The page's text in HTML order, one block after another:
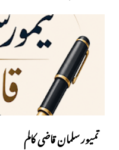
تمیور سلمان قاضی کالم